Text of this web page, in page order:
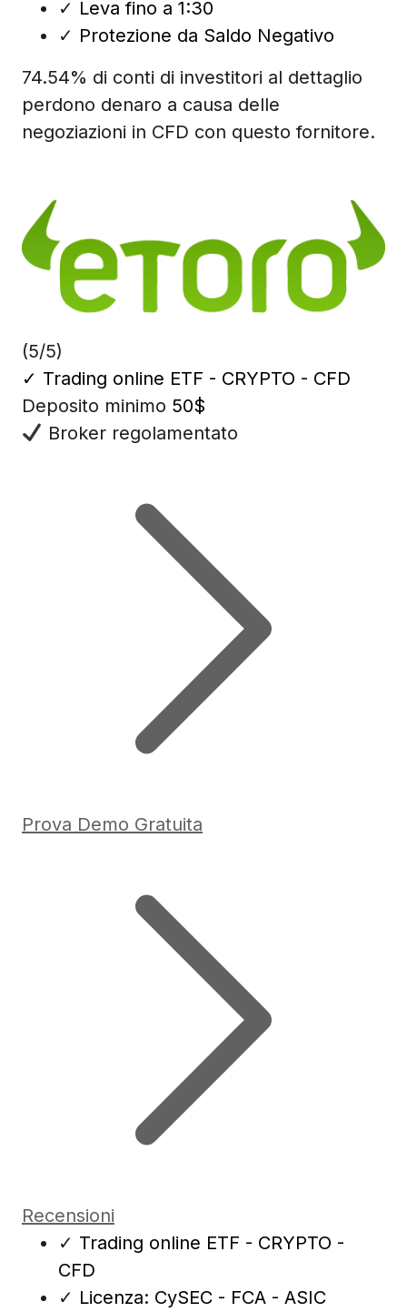
✓ Leva fino a 1:30
✓ Protezione da Saldo Negativo
74.54% di conti di investitori al dettaglio
perdono denaro a causa delle
negoziazioni in CFD con questo fornitore.
(5/5)
✓ Trading online ETF - CRYPTO - CFD
Deposito minimo 50$
Broker regolamentato
Prova Demo Gratuita
Recensioni
✓ Trading online ETF - CRYPTO -
CFD
✓ Licenza: CySEC - FCA - ASIC